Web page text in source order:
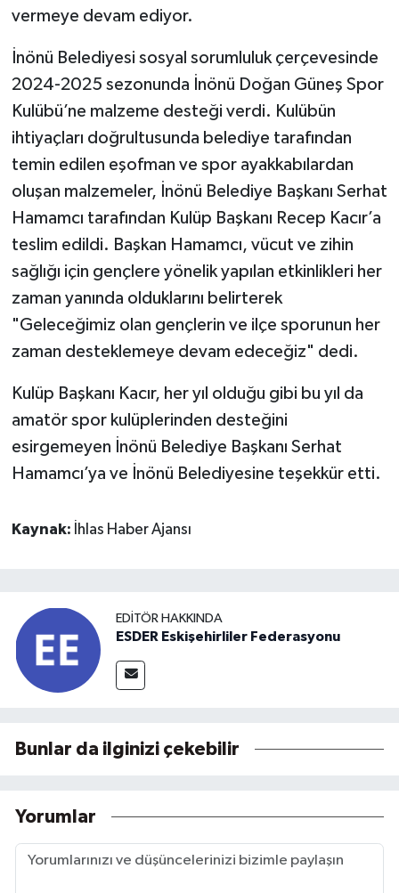
vermeye devam ediyor.
İnönü Belediyesi sosyal sorumluluk çerçevesinde
2024-2025 sezonunda İnönü Doğan Güneş Spor
Kulübü’ne malzeme desteği verdi. Kulübün
ihtiyaçları doğrultusunda belediye tarafından
temin edilen eşofman ve spor ayakkabılardan
oluşan malzemeler, İnönü Belediye Başkanı Serhat
Hamamcı tarafından Kulüp Başkanı Recep Kacır’a
teslim edildi. Başkan Hamamcı, vücut ve zihin
sağlığı için gençlere yönelik yapılan etkinlikleri her
zaman yanında olduklarını belirterek
"Geleceğimiz olan gençlerin ve ilçe sporunun her
zaman desteklemeye devam edeceğiz" dedi.
Kulüp Başkanı Kacır, her yıl olduğu gibi bu yıl da
amatör spor kulüplerinden desteğini
esirgemeyen İnönü Belediye Başkanı Serhat
Hamamcı’ya ve İnönü Belediyesine teşekkür etti.
Kaynak: İhlas Haber Ajansı
EDITÖR HAKKINDA
ESDER Eskişehirliler Federasyonu
Bunlar da ilginizi çekebilir
Yorumlar